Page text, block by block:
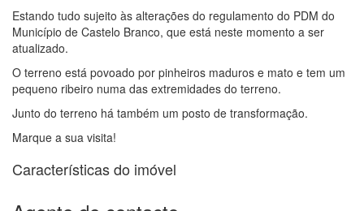
Estando tudo sujeito às alterações do regulamento do PDM do
Município de Castelo Branco, que está neste momento a ser
atualizado.
O terreno está povoado por pinheiros maduros e mato e tem um
pequeno ribeiro numa das extremidades do terreno.
Junto do terreno há também um posto de transformação.
Marque a sua visita!
Características do imóvel